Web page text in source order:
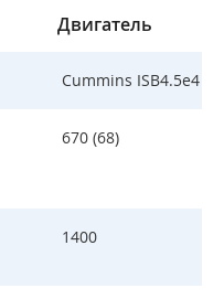
Двигатель
Cummins ISB4.5e4
670 (68)
1400